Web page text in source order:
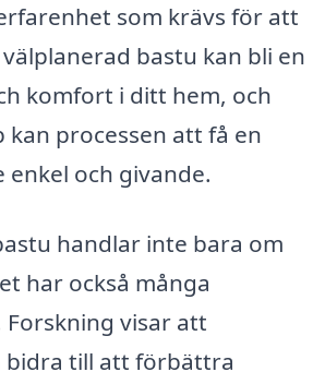
som krävs för att
bastu kan bli en
komfort i ditt hem, och
processen att få en
enkel och givande.
handlar inte bara om
har också många
visar att
bidra till att förbättra